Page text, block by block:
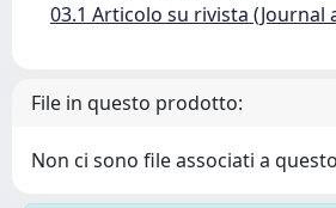
03.1 Articolo su rivista (Journal
File in questo prodotto:
Non ci sono file associati a